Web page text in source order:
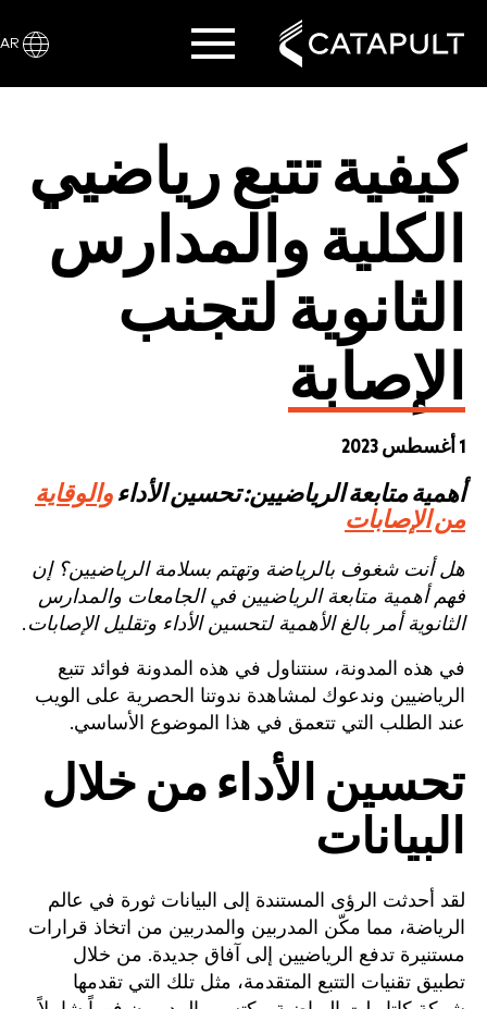
كيفية تتبع رياضيي
الكلية والمدارس
الثانوية لتجنب
الإصابة
1 أغسطس 2023
أهمية متابعة الرياضيين: تحسين الأداء والوقاية
من الإصابات
هل أنت شغوف بالرياضة وتهتم بسلامة الرياضيين؟ إن
فهم أهمية متابعة الرياضيين في الجامعات والمدارس
الثانوية أمر بالغ الأهمية لتحسين الأداء وتقليل الإصابات.
في هذه المدونة، سنتناول في هذه المدونة فوائد تتبع
الرياضيين وندعوك لمشاهدة ندوتنا الحصرية على الويب
عند الطلب التي تتعمق في هذا الموضوع الأساسي.
تحسين الأداء من خلال
البيانات
لقد أحدثت الرؤى المستندة إلى البيانات ثورة في عالم
الرياضة، مما مكّن المدربين والمدربين من اتخاذ قرارات
مستنيرة تدفع الرياضيين إلى آفاق جديدة. من خلال
تطبيق تقنيات التتبع المتقدمة، مثل تلك التي تقدمها